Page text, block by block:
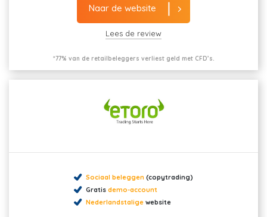
Naar de website
Lees de review
*77% van de retailbeleggers verliest geld met CFD’s.
Sociaal beleggen (copytrading)
Gratis demo-account
Nederlandstalige website